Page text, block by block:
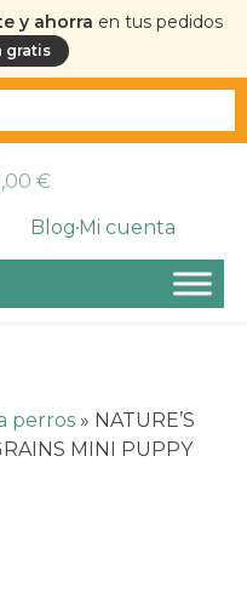
y ahorra en tus pedidos
gratis
BlogMi cuenta
€
perros » NATURE’S
MINI PUPPY